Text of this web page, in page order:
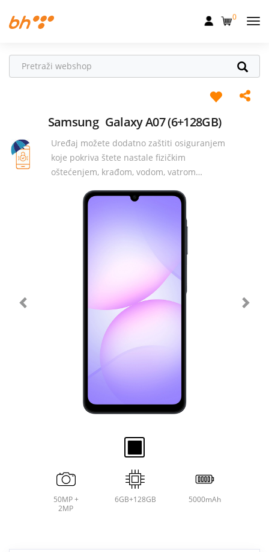
Fiksna
Dom
Uređaji
0
Samsung Galaxy A07 (6+128GB)
Uređaj možete dodatno zaštiti osiguranjem
koje pokriva štete nastale fizičkim
oštećenjem, krađom, vodom, vatrom…
50MP +
2MP
6GB+128GB 5000mAh